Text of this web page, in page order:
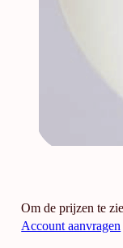
Om de prijzen te
Account aanvragen